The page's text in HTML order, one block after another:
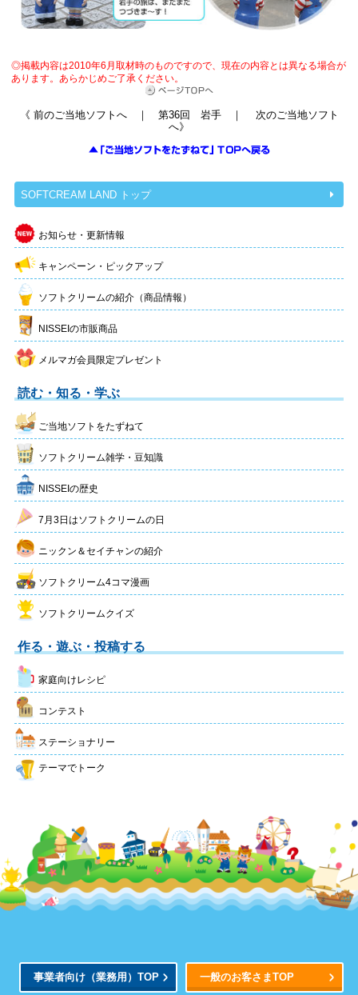
◎掲載内容は2010年6月取材時のものですので、現在の内容とは異なる場合が
あります。 あらかじめご了承ください。
《 前のご当地ソフトへ｜ 第36回 岩手 ｜
次のご当地ソフト
へ》
SOFTCREAM LAND トップ
お知らせ・更新情報
キャンペーン・ピックアップ
ソフトクリームの紹介（商品情報）
NISSEIの市販商品
メルマガ会員限定プレゼント
読む・知る・学ぶ
ご当地ソフトをたずねて
ソフトクリーム雑学・豆知識
NISSEIの歴史
7月3日はソフトクリームの日
ニックン＆セイチャンの紹介
ソフトクリーム4コマ漫画
ソフトクリームクイズ
作る・遊ぶ・投稿する
家庭向けレシピ
コンテスト
ステーショナリー
テーマでトーク
事業者向け （業務用）TOP 一般のお客さまTOP